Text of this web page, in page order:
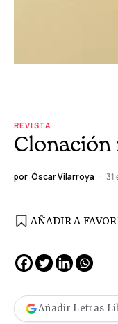
REVISTA
Clonación
por Óscar Vilarroya 31
AÑADIR A
Añadir Letras